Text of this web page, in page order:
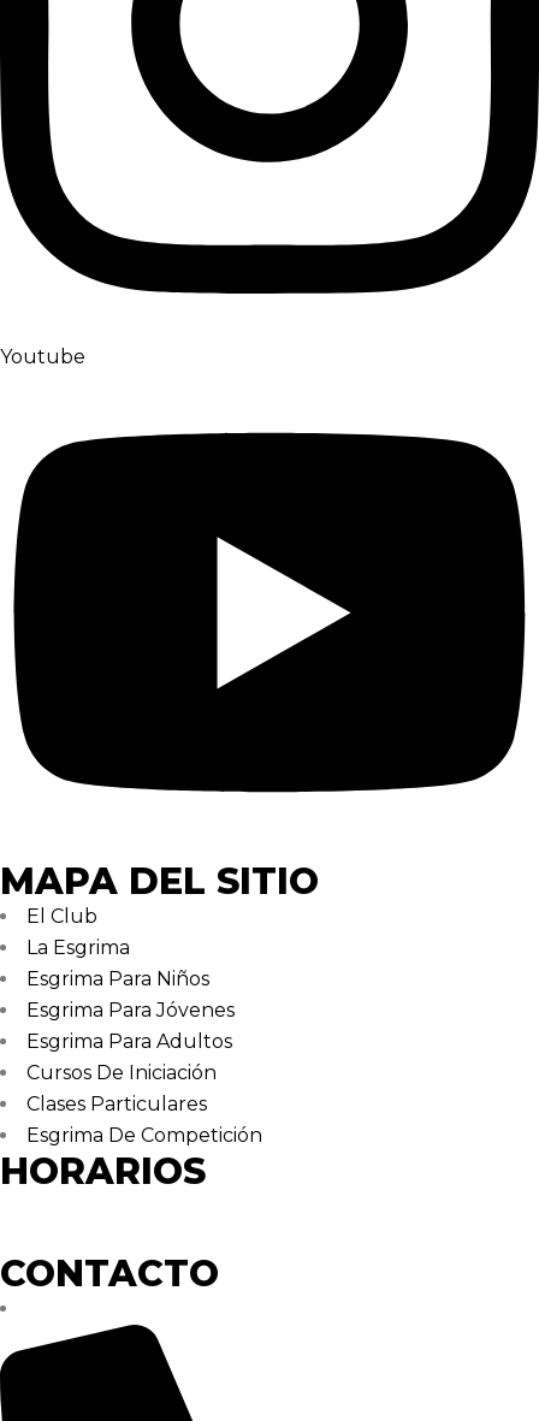
Youtube
MAPA DEL SITIO
El Club
La Esgrima
Esgrima Para Niños
Esgrima Para Jóvenes
Esgrima Para Adultos
Cursos De Iniciación
Clases Particulares
Esgrima De Competición
HORARIOS
CONTACTO